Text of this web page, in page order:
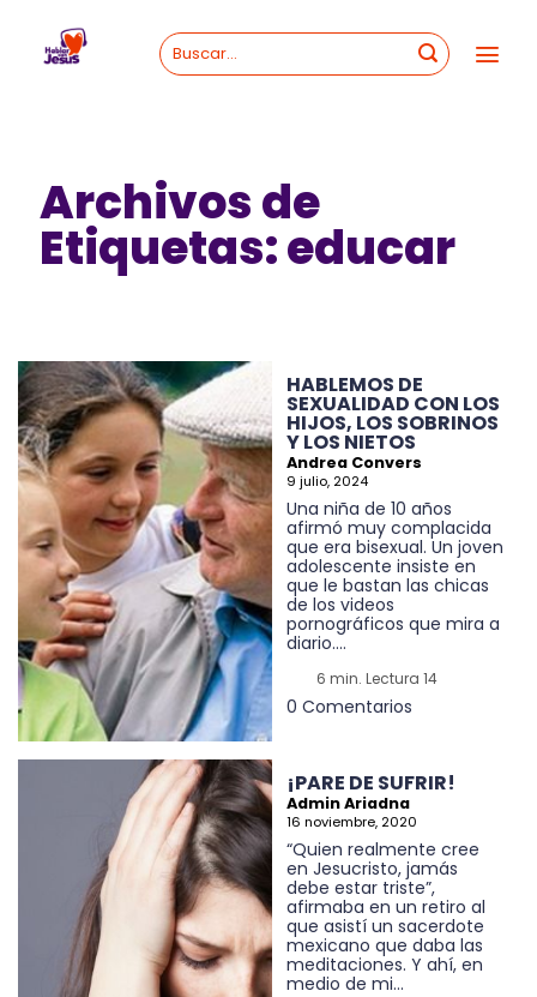
content
Archivos de
Etiquetas:educar
HABLEMOS DE
SEXUALIDAD CON LOS
HIJOS, LOS SOBRINOS
Y LOS NIETOS
Andrea Convers
9 julio, 2024
Una niña de 10 años
afirmó muy complacida
que era bisexual. Un joven
adolescente insiste en
que le bastan las chicas
de los videos
pornográficos que mira a
diario....
6 min. Lectura 14
0 Comentarios
¡PARE DE SUFRIR!
Admin Ariadna
16 noviembre, 2020
“Quien realmente cree
en Jesucristo, jamás
debe estar triste”,
afirmaba en un retiro al
que asistí un sacerdote
mexicano que daba las
meditaciones. Y ahí, en
medio de mi...